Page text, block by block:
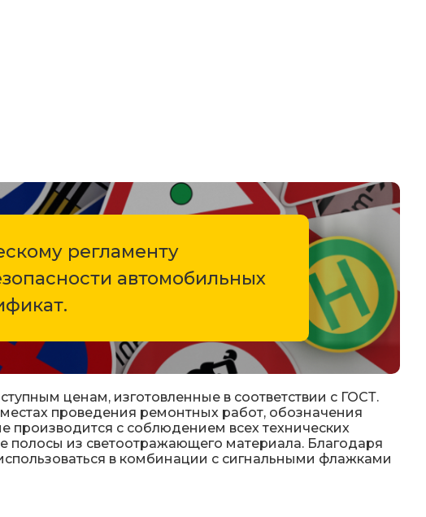
светодиодные знаки
опоры
столбики
разделительные пластины. Ограждение солдатик.
регламенту
автомобильных
ценам, изготовленные в соответствии с ГОСТ.
проведения ремонтных работ, обозначения
производится с соблюдением всех технических
полосы из светоотражающего материала. Благодаря
в комбинации с сигнальными флажками